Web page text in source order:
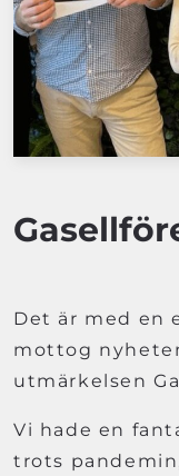
Det är med en
mottog
utmärkelsen
Vi hade en
trots